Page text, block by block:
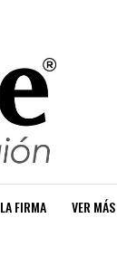
LA FIRMA VER MÁS